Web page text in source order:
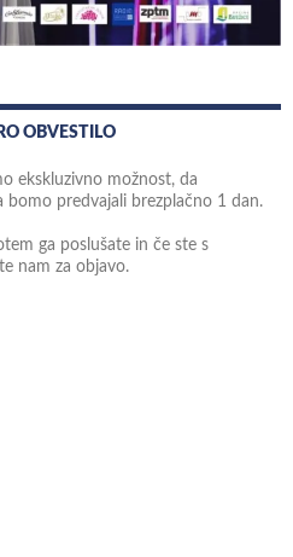
OBVESTILO
ekskluzivno možnost, da
bomo predvajali brezplačno 1 dan.
ga poslušate in če ste s
nam za objavo.